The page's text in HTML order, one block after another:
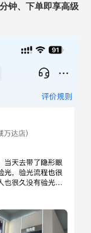
钟、下单即享高级